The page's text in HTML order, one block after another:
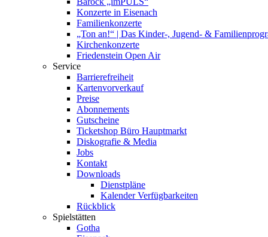
Konzerte in Eisenach
Familienkonzerte
„Ton an!“ | Das Kinder-, Jugend- &
Kirchenkonzerte
Friedenstein Open Air
Service
Barrierefreiheit
Kartenvorverkauf
Preise
Abonnements
Gutscheine
Ticketshop Büro Hauptmarkt
Diskografie & Media
Jobs
Kontakt
Downloads
Dienstpläne
Kalender Verfügbarkeiten
Rückblick
Spielstätten
Gotha